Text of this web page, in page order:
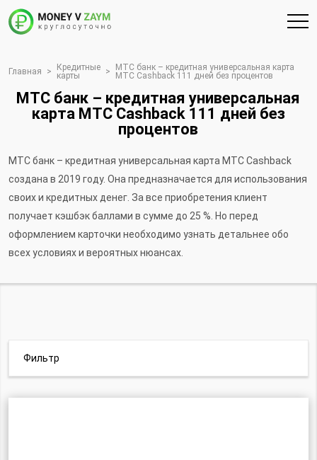
Главная >
Кредитные
карты
>
МТС банк – кредитная универсальная карта
МТС Cashback 111 дней без процентов
МТС банк – кредитная универсальная
карта МТС Cashback 111 дней без
процентов
МТС банк – кредитная универсальная карта МТС Cashback
создана в 2019 году. Она предназначается для использования
своих и кредитных денег. За все приобретения клиент
получает кэшбэк баллами в сумме до 25 %. Но перед
оформлением карточки необходимо узнать детальнее обо
всех условиях и вероятных нюансах.
Фильтр